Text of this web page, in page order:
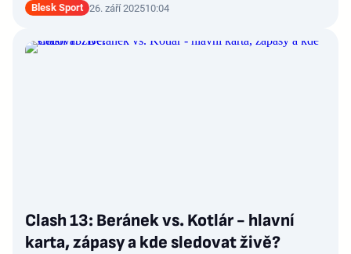
Blesk Sport 26. září 202510:04
Clash 13: Beránek vs. Kotlár - hlavní
karta, zápasy a kde sledovat živě?